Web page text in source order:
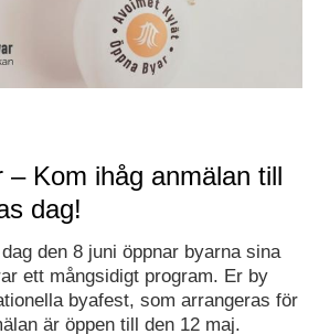
– Kom ihåg anmälan till
dag!
den 8 juni öppnar byarna sina
ett mångsidigt program. Er by
byafest, som arrangeras för
är öppen till den 12 maj.